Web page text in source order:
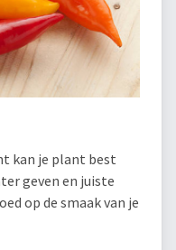
kan je plant best
geven en juiste
op de smaak van je